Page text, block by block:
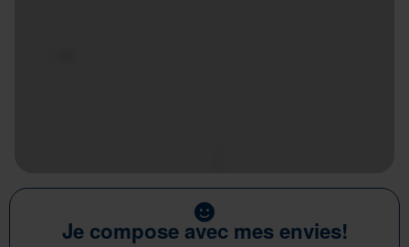
Je compose avec mes envies!